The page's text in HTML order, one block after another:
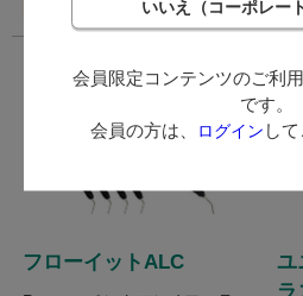
会員限定コンテンツのご利用
です。
会員の方は、
ログイン し
フローイットALC
ユ